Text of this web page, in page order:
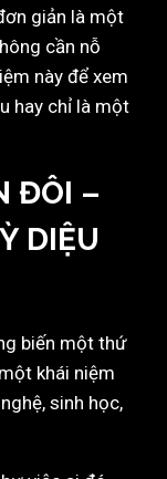
giản là một
cần nỗ
này để xem
hay chỉ là một
ĐÔI –
DIỆU
biến một thứ
khái niệm
sinh học,